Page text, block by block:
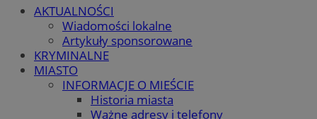
AKTUALNOŚCI
Wiadomości lokalne
Artykuły sponsorowane
KRYMINALNE
MIASTO
INFORMACJE O MIEŚCIE
Historia miasta
Ważne adresy i telefony